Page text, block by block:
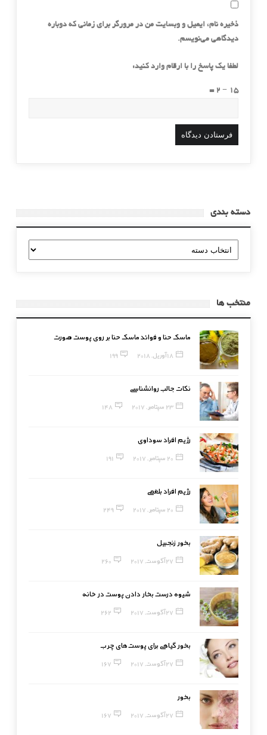
ذخیره نام، ایمیل و وبسایت من در مرورگر برای زمانی که دوباره
دیدگاهی می‌نویسم.
لطفا یک پاسخ را با ارقام وارد کنید:
15 − 2 =
دسته بندی
دسته
بندی
منتخب ها
ماسک حنا و فوائد ماسک حنا بر روی پوست صورت
18 آوریل, 2018 199
نکات جالب روانشناسی
23 سپتامبر, 2017 148
رژیم افراد سوداوی
20 سپتامبر, 2017 191
رژیم افراد بلغمی
20 سپتامبر, 2017 249
بخور زنجبیل
27 آگوست, 2017 260
شیوه درست بخار دادن پوست در خانه
27 آگوست, 2017 262
بخور گیاهی برای پوست‌های چرب
27 آگوست, 2017 167
بخور
27 آگوست, 2017 167